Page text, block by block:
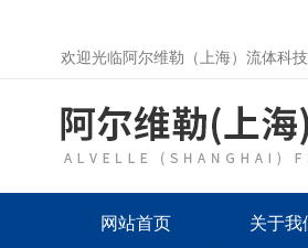
欢迎光临阿尔维勒（上海）流体科
网站首页 关于我